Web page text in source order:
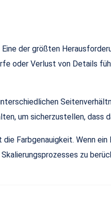
der größten
oder Verlust von Details
um sicherzustellen, dass
Farbgenauigkeit. Wenn
zu